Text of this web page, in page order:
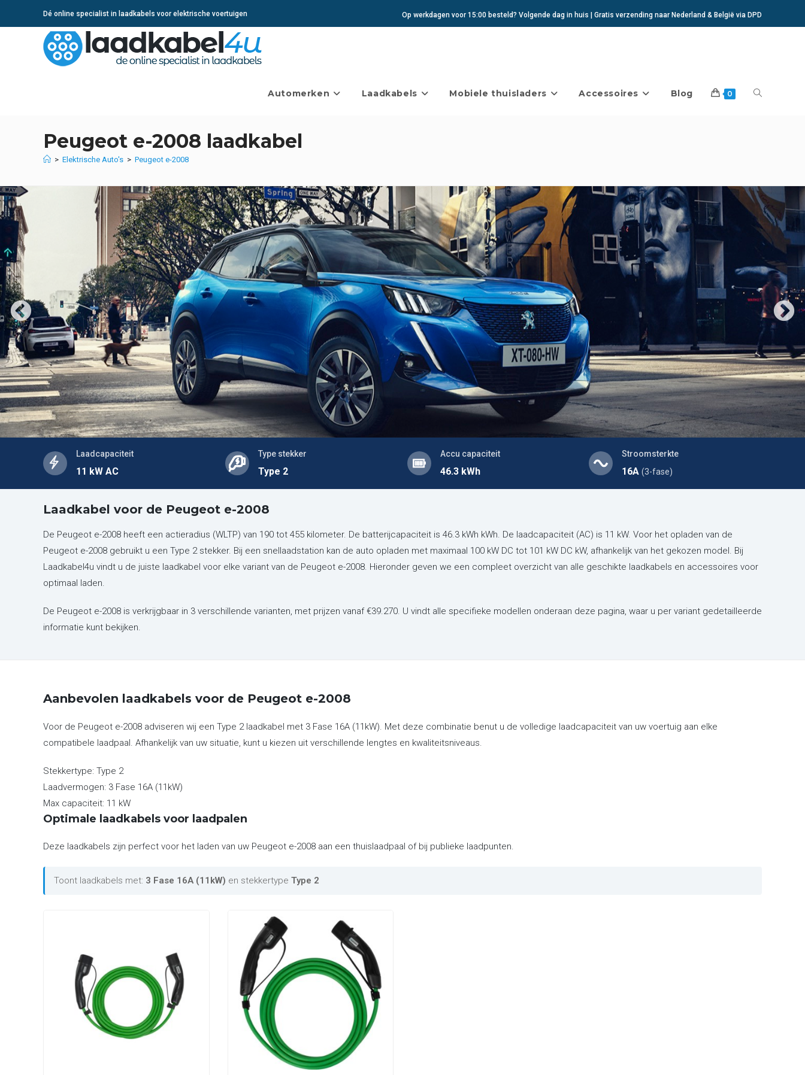
Dé online specialist in laadkabels voor elektrische voertuigen Op werkdagen voor 15:00 besteld? Volgende dag in huis | Gratis verzending naar Nederland & België via DPD
Automerken Laadkabels Mobiele thuisladers Accessoires Blog 0 Toggle
Peugeot e-2008 laadkabel
> Elektrische Auto's > Peugeot e-2008
Laadcapaciteit
11 kW AC
Type stekker
Type 2
Accu capaciteit
46.3 kWh
Stroomsterkte
16A(3-fase)
Laadkabel voor de Peugeot e-2008
De Peugeot e-2008 heeft een actieradius (WLTP) van 190 tot 455 kilometer. De batterijcapaciteit is 46.3 kWh kWh. De laadcapaciteit (AC) is 11 kW. Voor het opladen van de
Peugeot e-2008 gebruikt u een Type 2 stekker. Bij een snellaadstation kan de auto opladen met maximaal 100 kW DC tot 101 kW DC kW, afhankelijk van het gekozen model. Bij
Laadkabel4u vindt u de juiste laadkabel voor elke variant van de Peugeot e-2008. Hieronder geven we een compleet overzicht van alle geschikte laadkabels en accessoires voor
optimaal laden.
De Peugeot e-2008 is verkrijgbaar in 3 verschillende varianten, met prijzen vanaf €39.270. U vindt alle specifieke modellen onderaan deze pagina, waar u per variant gedetailleerde
informatie kunt bekijken.
Aanbevolen laadkabels voor de Peugeot e-2008
Voor de Peugeot e-2008 adviseren wij een Type 2 laadkabel met 3 Fase 16A (11kW). Met deze combinatie benut u de volledige laadcapaciteit van uw voertuig aan elke
compatibele laadpaal. Afhankelijk van uw situatie, kunt u kiezen uit verschillende lengtes en kwaliteitsniveaus.
Stekkertype: Type 2
Laadvermogen: 3 Fase 16A (11kW)
Max capaciteit: 11 kW
Optimale laadkabels voor laadpalen
Deze laadkabels zijn perfect voor het laden van uw Peugeot e-2008 aan een thuislaadpaal of bij publieke laadpunten.
Toont laadkabels met: 3 Fase 16A (11kW) en stekkertype Type 2